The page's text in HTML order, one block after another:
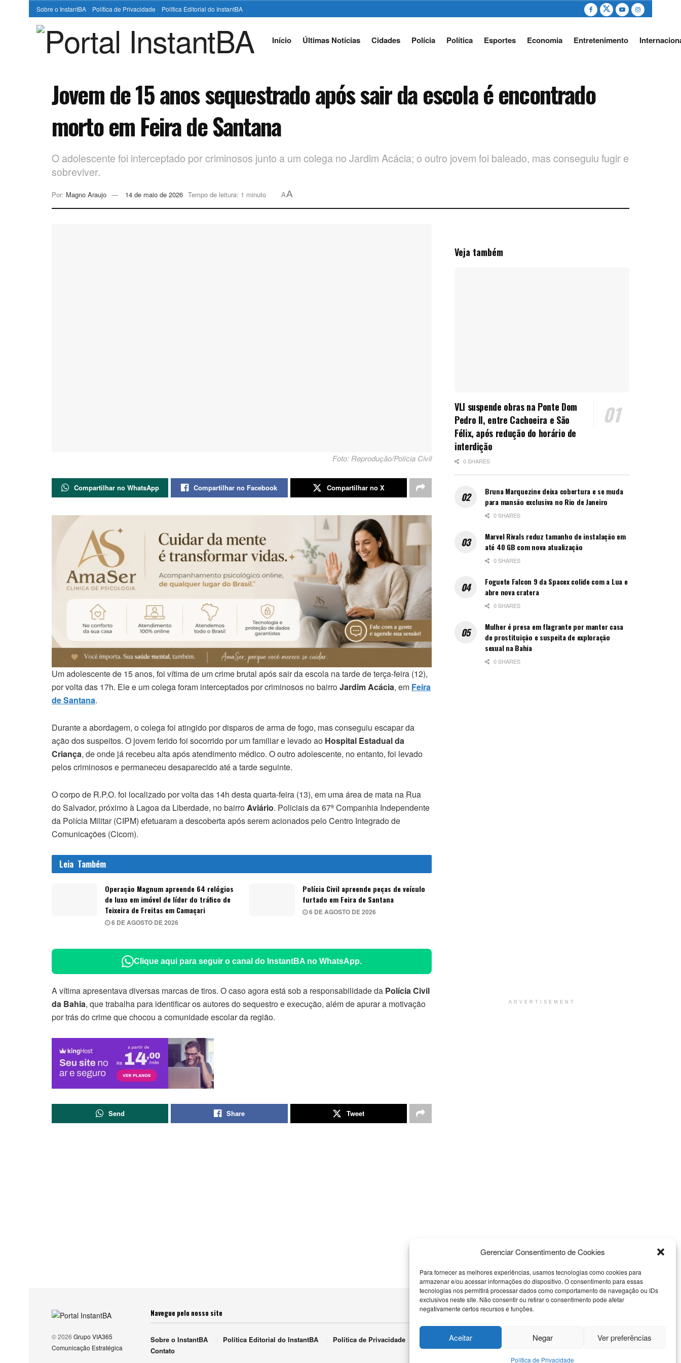
Gerenciar Consentimento de Cookies
Para fornecer as melhores experiências, usamos tecnologias como cookies para
armazenar e/ou acessar informações do dispositivo. O consentimento para essas
tecnologias nos permitirá processar dados como comportamento de navegação ou IDs
exclusivos neste site. Não consentir ou retirar o consentimento pode afetar
negativamente certos recursos e funções.
Aceitar Negar Ver preferências
Política de Privacidade
Sobre o InstantBA Política de Privacidade Política Editorial do InstantBA
Início Últimas Notícias Cidades Polícia Política Esportes Economia Entretenimento
Jovem de 15 anos sequestrado após sair da escola é encontrado
morto em Feira de Santana
O adolescente foi interceptado por criminosos junto a um colega no Jardim Acácia; o outro jovem foi baleado, mas conseguiu fugir e
sobreviver.
Por: Magno Araujo 14 de maio de 2026 Tempo de leitura: 1 minuto AA
Foto: Reprodução/Polícia Civil
Compartilhar no WhatsApp Compartilhar no Facebook Compartilhar no X
Um adolescente de 15 anos, foi vítima de um crime brutal após sair da escola na tarde de terça-feira (12),
por volta das 17h. Ele e um colega foram interceptados por criminosos no bairroJardim Acácia, em Feira
de Santana.
Durante a abordagem, o colega foi atingido por disparos de arma de fogo, mas conseguiu escapar da
ação dos suspeitos. O jovem ferido foi socorrido por um familiar e levado ao Hospital Estadual da
Criança, de onde já recebeu alta após atendimento médico. O outro adolescente, no entanto, foi levado
pelos criminosos e permaneceu desaparecido até a tarde seguinte.
O corpo de R.P.O. foi localizado por volta das 14h desta quarta-feira (13), em uma área de mata na Rua
do Salvador, próximo à Lagoa da Liberdade, no bairroAviário. Policiais da 67ª Companhia Independente
da Polícia Militar (CIPM) efetuaram a descoberta após serem acionados pelo Centro Integrado de
Comunicações (Cicom).
Leia Também
Operação Magnum apreende 64 relógios
de luxo em imóvel de líder do tráfico de
Teixeira de Freitas em Camaçari
6 DE AGOSTO DE 2026
Polícia Civil apreende peças de veículo
furtado em Feira de Santana
6 DE AGOSTO DE 2026
Clique aqui para seguir o canal do InstantBA no WhatsApp.
A vítima apresentava diversas marcas de tiros. O caso agora está sob a responsabilidade da Polícia Civil
da Bahia, que trabalha para identificar os autores do sequestro e execução, além de apurar a motivação
por trás do crime que chocou a comunidade escolar da região.
Send Share Tweet
Veja também
VLI suspende obras na Ponte Dom
Pedro II, entre Cachoeira e São
Félix, após redução do horário de
interdição
0 SHARES
Bruna Marquezine deixa cobertura e se muda
para mansão exclusiva no Rio de Janeiro
0 SHARES
Marvel Rivals reduz tamanho de instalação em
até 40 GB com nova atualização
0 SHARES
Foguete Falcon 9 da Spacex colide com a Lua e
abre nova cratera
0 SHARES
Mulher é presa em flagrante por manter casa
de prostituição e suspeita de exploração
sexual na Bahia
0 SHARES
ADVERTISEMENT
© 2026 Grupo VIA365
Comunicação Estratégica
Navegue pelo nosso site
Sobre o InstantBA Política Editorial do InstantBA Política de Privacidade
Termos de Uso
Contato
Nossas Redes Sociais